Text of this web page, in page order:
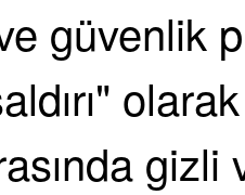
ve
gizli